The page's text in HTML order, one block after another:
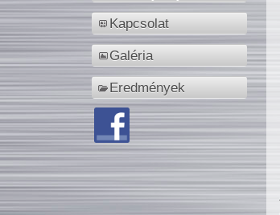
Kapcsolat
Galéria
Eredmények